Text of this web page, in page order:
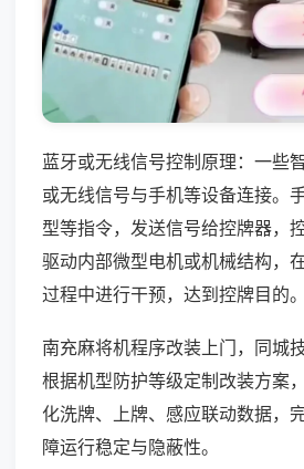
蓝牙或无线信号控制原理：一些
或无线信号与手机等设备连接。
型等指令，发送信号给控牌器，
驱动内部微型电机或机械结构，
过程中进行干预，达到控牌目的。
南充麻将机程序改装上门，同城
根据机型防护等级定制改装方案
化洗牌、上牌、感应联动数据，
障运行稳定与隐蔽性。